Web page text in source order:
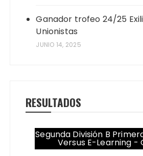
Ganador trofeo 24/25
Unionistas
JUNIO 14, 2025
RESULTADOS
Segunda División B
Versus E-Learning -